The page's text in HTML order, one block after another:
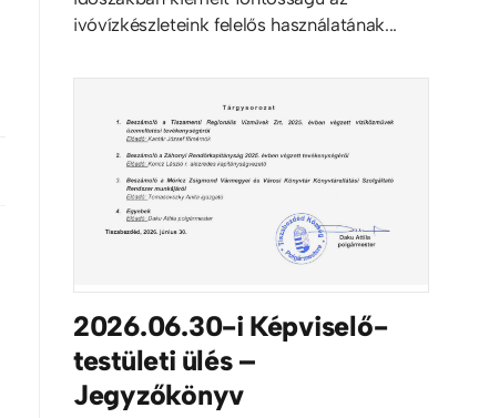
ivóvízkészleteink felelős használatának...
2026.06.30-i Képviselő-
testületi ülés –
Jegyzőkönyv